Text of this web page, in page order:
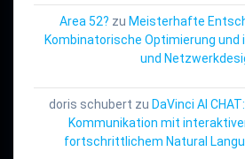
Area 52? zu Meisterhafte
Kombinatorische Optimierung und
und
doris schubert zu DaVinci AI
Kommunikation mit
fortschrittlichem Natural